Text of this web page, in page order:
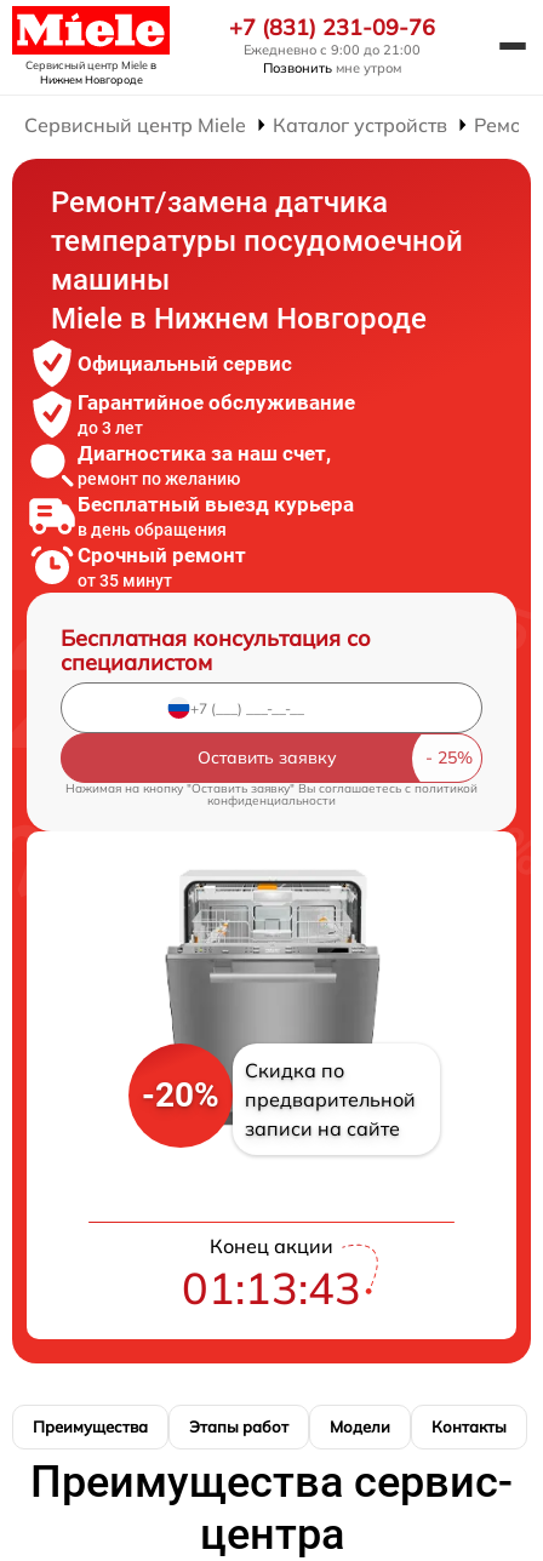
Сервисный центр Mieleв
Нижнем Новгороде
+7 (831) 231-09-76
Ежедневно с 9:00 до 21:00
Позвонить мне утром
Сервисный центр Miele Каталог устройств
Ремонт/замена датчика
температуры посудомоечной
машины
Miele в Нижнем Новгороде
Официальный сервис
Гарантийное обслуживание
до 3 лет
Диагностика за наш счет,
ремонт по желанию
Бесплатный выезд курьера
в день обращения
Срочный ремонт
от 35 минут
Бесплатная консультация со
специалистом
Оставить заявку
Нажимая на кнопку "Оставить заявку" Вы соглашаетесь cполитикой
конфиденциальности
-20%
Скидка по
предварительной
записи на сайте
Конец акции
01:13:42
Преимущества Этапы работ Модели Контакты
Преимущества сервис-
центра